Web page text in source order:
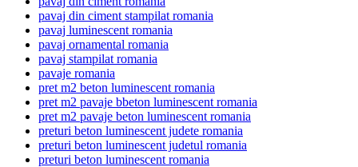
pavaj din ciment stampilat romania
pavaj luminescent romania
pavaj ornamental romania
pavaj stampilat romania
pavaje romania
pret m2 beton luminescent romania
pret m2 pavaje bbeton luminescent romania
pret m2 pavaje beton luminescent romania
preturi beton luminescent judete romania
preturi beton luminescent judetul romania
preturi beton luminescent romania